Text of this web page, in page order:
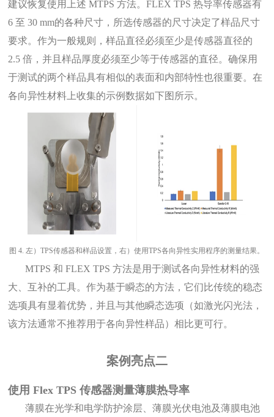
建议恢复使用上述 MTPS 方法。FLEX TPS 热导率传感器有
6 至 30 mm的各种尺寸，所选传感器的尺寸决定了样品尺寸
要求。作为一般规则，样品直径必须至少是传感器直径的
2.5 倍，并且样品厚度必须至少等于传感器的直径。确保用
于测试的两个样品具有相似的表面和内部特性也很重要。在
各向异性材料上收集的示例数据如下图所示。
图 4. 左）TPS传感器和样品设置，右）使用TPS各向异性实用程序的测量结果。
MTPS 和 FLEX TPS 方法是用于测试各向异性材料的强
大、互补的工具。作为基于瞬态的方法，它们比传统的稳态
选项具有显着优势，并且与其他瞬态选项（如激光闪光法，
该方法通常不推荐用于各向异性样品）相比更可行。
案例亮点二
使用 Flex TPS 传感器测量薄膜热导率
薄膜在光学和电学防护涂层、薄膜光伏电池及薄膜电池